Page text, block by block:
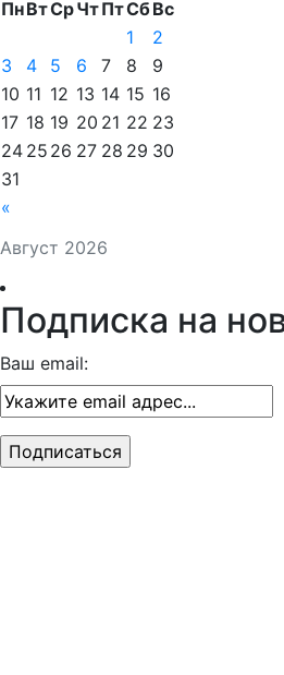
Август 2026
ПнВтСрЧтПтСбВс
«
1
2
3
4 5 6 7 8
9
10 11 12 13 14 15 16
17 18 19 20 21 22 23
24 25 26 27 28 29 30
31
Подписка на
Ваш email: